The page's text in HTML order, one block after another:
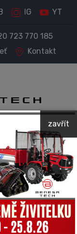
723 770 185
Kontakt
IG YT
a ponúka servis
GYRU-STAR
zavřít